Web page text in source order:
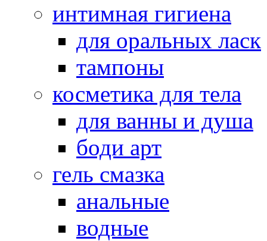
интимная гигиена
для оральных ласк
тампоны
косметика для тела
для ванны и душа
боди арт
гель смазка
анальные
водные